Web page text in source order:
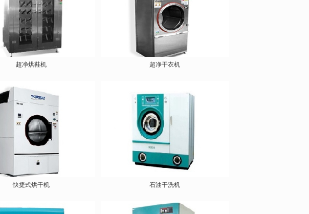
超净烘鞋机 超净干衣机
快捷式烘干机 石油干洗机